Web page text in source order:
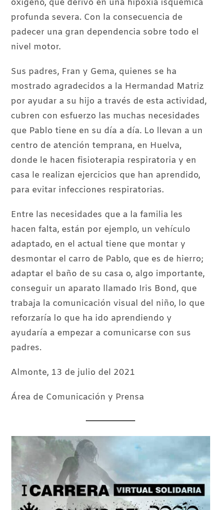
oxígeno, que derivó en una hipoxia isquémica
profunda severa. Con la consecuencia de
padecer una gran dependencia sobre todo el
nivel motor.
Sus padres, Fran y Gema, quienes se ha
mostrado agradecidos a la Hermandad Matriz
por ayudar a su hijo a través de esta actividad,
cubren con esfuerzo las muchas necesidades
que Pablo tiene en su día a día. Lo llevan a un
centro de atención temprana, en Huelva,
donde le hacen fisioterapia respiratoria y en
casa le realizan ejercicios que han aprendido,
para evitar infecciones respiratorias.
Entre las necesidades que a la familia les
hacen falta, están por ejemplo, un vehículo
adaptado, en el actual tiene que montar y
desmontar el carro de Pablo, que es de hierro;
adaptar el baño de su casa o, algo importante,
conseguir un aparato llamado Iris Bond, que
trabaja la comunicación visual del niño, lo que
reforzaría lo que ha ido aprendiendo y
ayudaría a empezar a comunicarse con sus
padres.
Almonte, 13 de julio del 2021
Área de Comunicación y Prensa